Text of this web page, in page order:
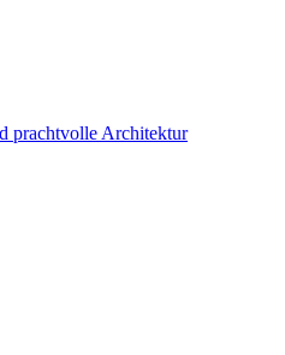
prachtvolle Architektur